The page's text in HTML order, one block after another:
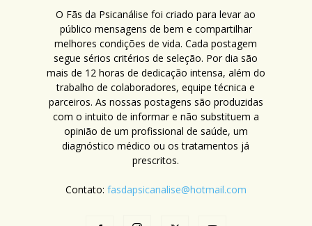
O Fãs da Psicanálise foi criado para levar ao
público mensagens de bem e compartilhar
melhores condições de vida. Cada postagem
segue sérios critérios de seleção. Por dia são
mais de 12 horas de dedicação intensa, além do
trabalho de colaboradores, equipe técnica e
parceiros. As nossas postagens são produzidas
com o intuito de informar e não substituem a
opinião de um profissional de saúde, um
diagnóstico médico ou os tratamentos já
prescritos.
Contato: fasdapsicanalise@hotmail.com